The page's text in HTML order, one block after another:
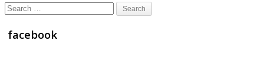
Search
facebook